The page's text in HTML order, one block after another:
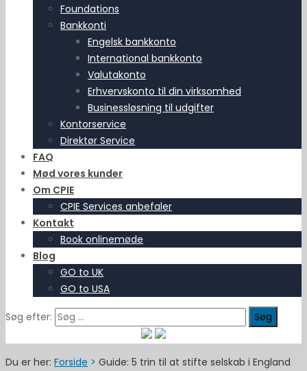
Foundations
Bankkonti
Engelsk bankkonto
International bankkonto
Valutakonto
Erhvervskonto til din virksomhed
Businessløsning til udgifter
Kontorservice
Direktør Service
FAQ
Mød vores kunder
Om CPIE
CPIE Services anbefaler
Kontakt
Book onlinemøde
Blog
GO to UK
GO to USA
Søg efter:
Du er her: Forside > Guide: 5 trin til at stifte selskab i England